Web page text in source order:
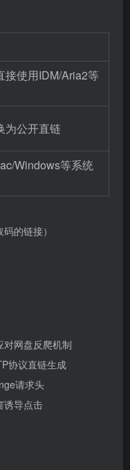
接使用IDM/Aria2等
为公开直链
Windows等系统
的链接）
对网盘反爬机制
协议直链生成
请求头
诱导点击